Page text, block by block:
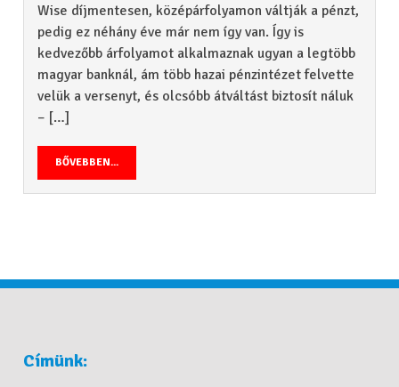
Wise díjmentesen, középárfolyamon váltják a pénzt,
pedig ez néhány éve már nem így van. Így is
kedvezőbb árfolyamot alkalmaznak ugyan a legtöbb
magyar banknál, ám több hazai pénzintézet felvette
velük a versenyt, és olcsóbb átváltást biztosít náluk
– […]
BŐVEBBEN...
Címünk: